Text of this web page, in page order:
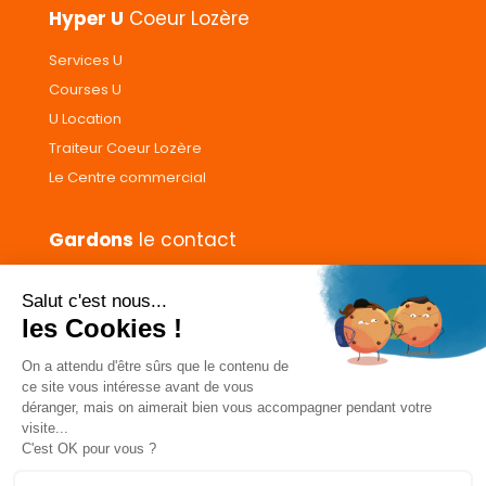
Hyper U Coeur Lozère
Services U
Courses U
U Location
Traiteur Coeur Lozère
Le Centre commercial
Gardons le contact
Donnez votre avis
Livraison et paiement
Mentions légales
Pour votre santé, ne grignotez pas entre les repas.